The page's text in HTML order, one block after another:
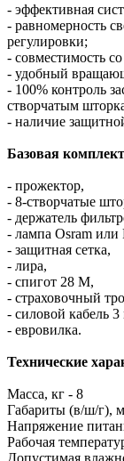
- эффективная
- равномерность
регулировки;
- совместимость
- удобный
- 100% контроль
створчатым
- наличие
Базовая
- прожектор,
- 8-створчатые
- держатель
- лампа Osram или
- защитная сетка,
- лира,
- спигот 28 M,
- страховочный
- силовой кабель 3
- евровилка.
Технические
Масса, кг - 8
Габариты (в/ш/г),
Напряжение
Рабочая
Допустимая